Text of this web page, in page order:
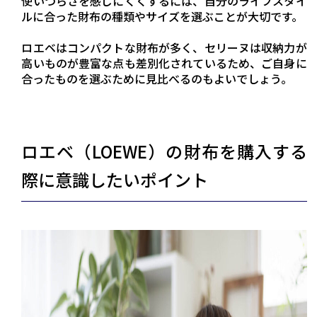
ルに合った財布の種類やサイズを選ぶことが大切です。
ロエベはコンパクトな財布が多く、セリーヌは収納力が
高いものが豊富な点も差別化されているため、ご自身に
合ったものを選ぶために見比べるのもよいでしょう。
ロエベ（LOEWE）の財布を購入する
際に意識したいポイント